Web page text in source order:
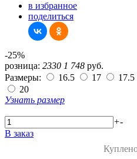
в избранное
поделиться
-25%
розница: 2330 1 748 руб.
Размеры:
16.5 17 17.5
20
Узнать размер
+-
В заказ